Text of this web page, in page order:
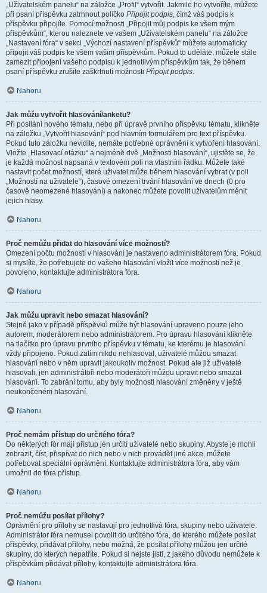
„Uživatelském panelu“ na záložce „Profil“ vytvořit. Jakmile ho vytvoříte, můžete
při psaní příspěvku zatrhnout políčko Připojit podpis, čímž váš podpis k
příspěvku připojíte. Pomocí možnosti „Připojit můj podpis ke všem mým
příspěvkům“, kterou naleznete ve vašem „Uživatelském panelu“ na záložce
„Nastavení fóra“ v sekci „Výchozí nastavení příspěvků“ můžete automaticky
připojit váš podpis ke všem vašim příspěvkům. Pokud to uděláte, můžete stále
zamezit připojení vašeho podpisu k jednotlivým příspěvkům tak, že během
psaní příspěvku zrušíte zaškrtnutí možnosti Připojit podpis.
Nahoru
Jak můžu vytvořit hlasování/anketu?
Při posílání nového tématu, nebo při úpravě prvního příspěvku tématu, klikněte
na záložku „Vytvořit hlasování“ pod hlavním formulářem pro text příspěvku.
Pokud tuto záložku nevidíte, nemáte potřebné oprávnění k vytvoření hlasování.
Vložte „Hlasovací otázku“ a nejméně dvě „Možnosti hlasování“, ujistěte se, že
je každá možnost napsaná v textovém poli na vlastním řádku. Můžete také
nastavit počet možností, které uživatel může během hlasování vybrat (v poli
„Možností na uživatele“), časové omezení trvání hlasování ve dnech (0 pro
časově neomezené hlasování) a nakonec můžete povolit uživatelům měnit
jejich hlasy.
Nahoru
Proč nemůžu přidat do hlasování více možností?
Omezení počtu možností v hlasování je nastaveno administrátorem fóra. Pokud
si myslíte, že potřebujete do vašeho hlasování vložit více možností než je
povoleno, kontaktujte administrátora fóra.
Nahoru
Jak můžu upravit nebo smazat hlasování?
Stejně jako v případě příspěvků může být hlasování upraveno pouze jeho
autorem, moderátorem nebo administrátorem. Pro úpravu hlasování klikněte
na tlačítko pro úpravu prvního příspěvku v tématu, ke kterému je hlasování
vždy připojeno. Pokud zatím nikdo nehlasoval, uživatelé můžou smazat
hlasování nebo v něm upravit jakoukoliv možnost. Pokud ale již uživatelé
hlasovali, jen administrátoři nebo moderátoři můžou upravit nebo smazat
hlasování. To zabrání tomu, aby byly možnosti hlasování změněny v ještě
neukončeném hlasování.
Nahoru
Proč nemám přístup do určitého fóra?
Do některých fór mají přístup jen určití uživatelé nebo skupiny. Abyste je mohli
zobrazit, číst, přispívat do nich nebo v nich provádět jiné akce, můžete
potřebovat speciální oprávnění. Kontaktujte administrátora fóra, aby vám
umožnil do fóra přístup.
Nahoru
Proč nemůžu posílat přílohy?
Oprávnění pro přílohy se nastavují pro jednotlivá fóra, skupiny nebo uživatele.
Administrátor fóra nemusel povolit do určitého fóra, do kterého můžete posílat
příspěvky, přidávat přílohy, nebo možná, že posílat přílohy můžou jen určité
skupiny, do kterých nepatříte. Pokud si nejste jisti, z jakého důvodu nemůžete k
příspěvkům přidávat přílohy, kontaktujte administrátora fóra.
Nahoru